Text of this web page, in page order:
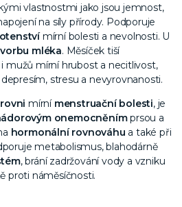
vlastnostmi jako jsou jemnost,
na síly přírody. Podporuje
mírní bolesti a nevolnosti. U
mléka. Měsíček tiší
mužů mírní hrubost a necitlivost,
depresím, stresu a nevyrovnanosti.
mírní menstruační bolesti, je
onemocněnímprsou a
hormonální rovnováhu a také při
metabolismus, blahodárně
, brání zadržování vody a vzniku
proti náměsíčnosti.